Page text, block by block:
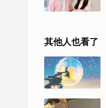
其他人也看了